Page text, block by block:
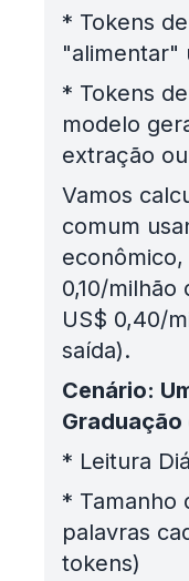
* Tokens
"alimentar"
* Tokens
modelo
extração
Vamos
comum
econômico,
0,10/
US$ 0,40/
saída).
Cenário:
Graduação
* Leitura
* Tamanho
palavras
tokens)